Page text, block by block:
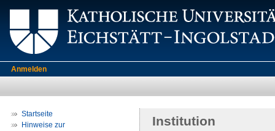
Anmelden
Startseite
Hinweise zur
Institution